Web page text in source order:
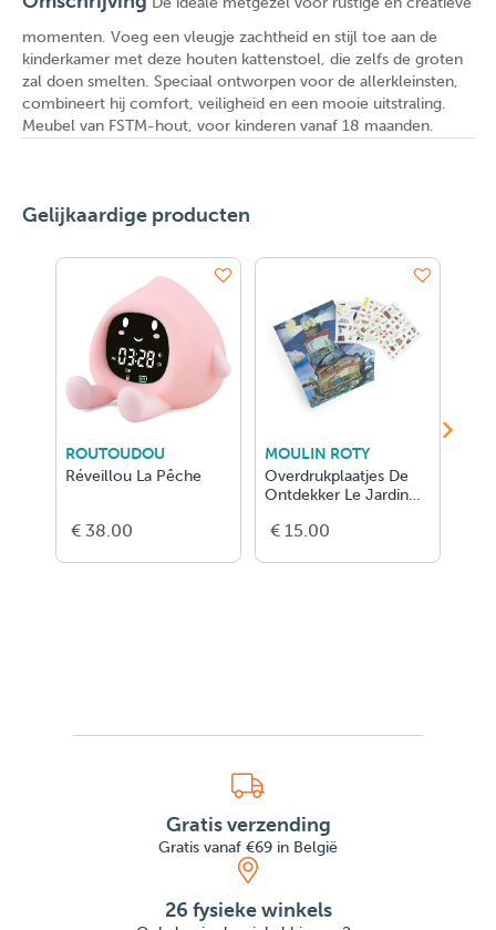
momenten. Voeg een vleugje zachtheid en stijl toe aan de
kinderkamer met deze houten kattenstoel, die zelfs de groten
zal doen smelten. Speciaal ontworpen voor de allerkleinsten,
combineert hij comfort, veiligheid en een mooie uitstraling.
Meubel van FSTM-hout, voor kinderen vanaf 18 maanden.
Gelijkaardige producten
ROUTOUDOU
Réveillou La Pêche
€ 38.00
MOULIN ROTY
Overdrukplaatjes De
Ontdekker Le Jardin
€ 15.00
Gratis verzending
Gratis vanaf €69 in België
26 fysieke winkels